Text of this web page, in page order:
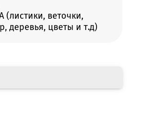
(листики, веточки,
деревья, цветы и т.д)